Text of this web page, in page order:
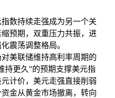
数持续走强成为另一个关
预期，双重压力共振，进
震荡调整格局。
美联储维持高利率周期的
持更久”的预期支撑美元指
计价，美元走强直接削弱
金从黄金市场撤离，转向